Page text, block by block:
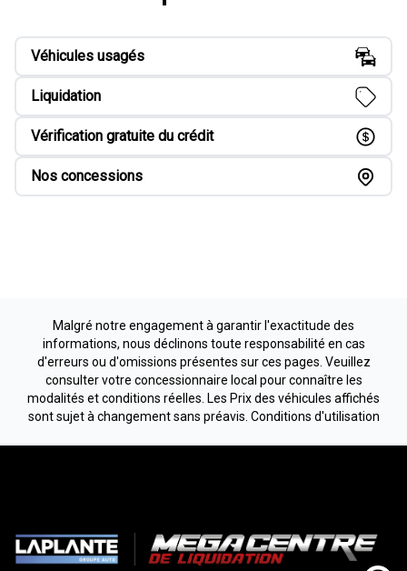
Véhicules usagés
Liquidation
Vérification gratuite du crédit
Nos concessions
Malgré notre engagement à garantir l'exactitude des
informations, nous déclinons toute responsabilité en cas
d'erreurs ou d'omissions présentes sur ces pages. Veuillez
consulter votre concessionnaire local pour connaître les
modalités et conditions réelles. Les Prix des véhicules affichés
sont sujet à changement sans préavis. Conditions d'utilisation